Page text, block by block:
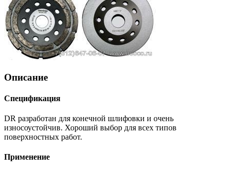
Описание
Спецификация
DR разработан для конечной шлифовки и очень
износоустойчив. Хороший выбор для всех типов
поверхностных работ.
Применение